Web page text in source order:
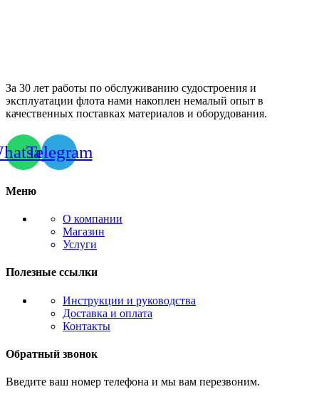
За 30 лет работы по обслуживанию судостроения и
эксплуатации флота нами накоплен немалый опыт в
качественных поставках материалов и оборудования.
Telegram
Меню
О компании
Магазин
Услуги
Полезные ссылки
Инструкции и руководства
Доставка и оплата
Контакты
Обратный звонок
Введите ваш номер телефона и мы вам перезвоним.